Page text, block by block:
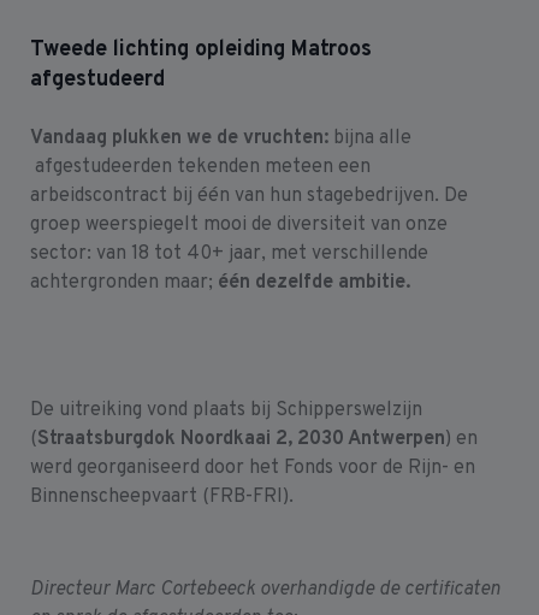
Tweede lichting opleiding Matroos
afgestudeerd
Vandaag plukken we de vruchten: bijna alle
afgestudeerden tekenden meteen een
arbeidscontract bij één van hun stagebedrijven. De
groep weerspiegelt mooi de diversiteit van onze
sector: van 18 tot 40+ jaar, met verschillende
achtergronden maar; één dezelfde ambitie.
De uitreiking vond plaats bij Schipperswelzijn
(Straatsburgdok Noordkaai 2, 2030 Antwerpen) en
werd georganiseerd door het Fonds voor de Rijn- en
Binnenscheepvaart (FRB-FRI).
Directeur Marc Cortebeeck overhandigde de certificaten